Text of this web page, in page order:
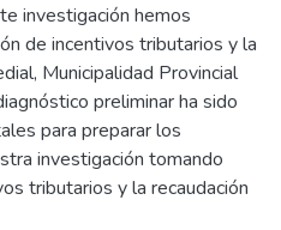
investigación hemos
de incentivos tributarios y la
Municipalidad Provincial
preliminar ha sido
para preparar los
investigación tomando
tributarios y la recaudación